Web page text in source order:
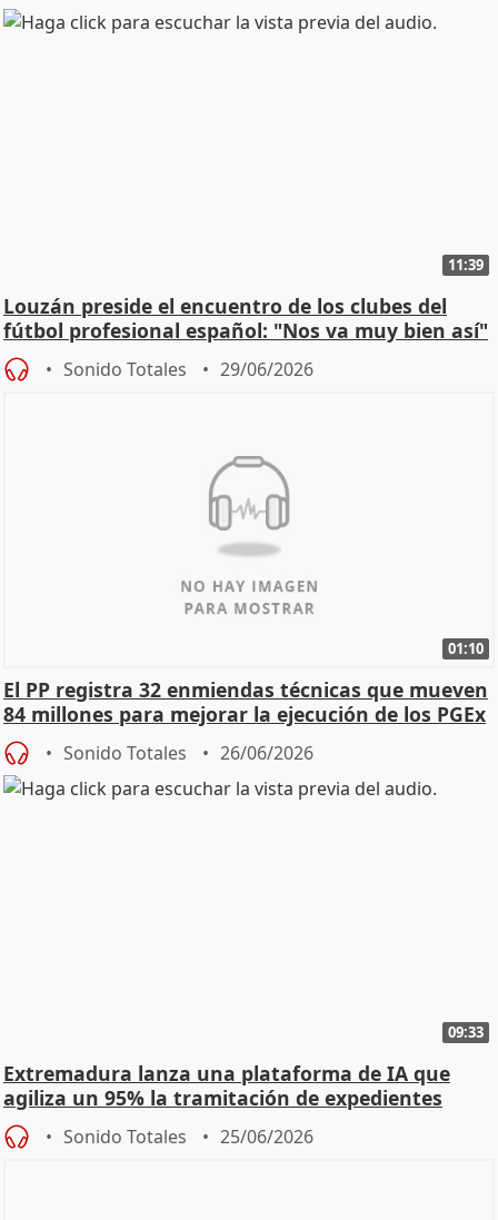
11:39
Louzán preside el encuentro de los clubes del
fútbol profesional español: "Nos va muy bien así"
Sonido Totales 29/06/2026
01:10
El PP registra 32 enmiendas técnicas que mueven
84 millones para mejorar la ejecución de los PGEx
Sonido Totales 26/06/2026
09:33
Extremadura lanza una plataforma de IA que
agiliza un 95% la tramitación de expedientes
Sonido Totales 25/06/2026